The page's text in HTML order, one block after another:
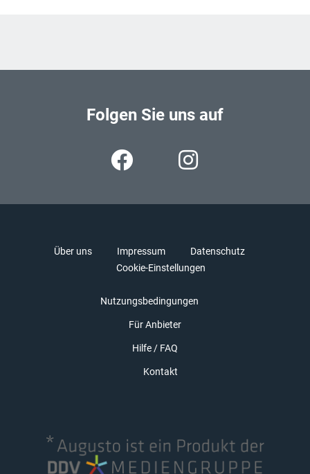
Folgen Sie uns auf
Über uns Impressum
Datenschutz
Cookie-Einstellungen
Nutzungsbedingungen
Für Anbieter
Hilfe / FAQ
Kontakt